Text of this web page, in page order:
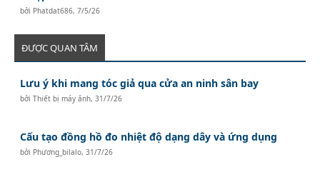
bởi Phatdat686,7/5/26
ĐƯỢC QUAN TÂM
Lưu ý khi mang tóc giả qua cửa an ninh sân bay
bởiThiết bị máy ảnh,31/7/26
Cấu tạo đồng hồ đo nhiệt độ dạng dây và ứng dụng
bởi Phương_bilalo,31/7/26